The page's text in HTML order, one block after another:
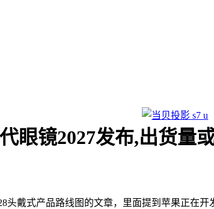
眼镜2027发布,出货量
戴式产品路线图的文章，里面提到苹果正在开